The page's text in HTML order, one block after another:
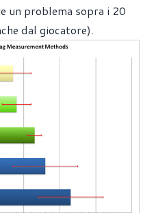
un problema sopra i 20
dal giocatore).